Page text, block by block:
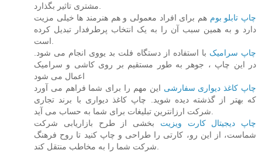
چاپ تابلو بوم هم برای افراد معمولی و هم هنرمند ها خیلی مزیت
دارد و به همین سبب آن را به یک انتخاب پرطرفدار تبدیل کرده
چاپ سرامیک با استفاده از دستگاه فلت بد یووی انجام می شود.
در این چاپ ، جوهر به طور مستقیم بر روی کاشی و سرامیک
اعمال می شود
چاپ کاغذ دیواری سفارشی این مهم را برای شما فراهم می آورد
که بهتر از گذشته دیده شوید. چاپ کاغذ دیواری با برند تجاری
چاپ دیجیتال کارت ویزیت بخشی از طرح بازاریابی شرکت
شماست، از این رو، کارتی را طراحی و چاپ کنید تا روح فرهنگ